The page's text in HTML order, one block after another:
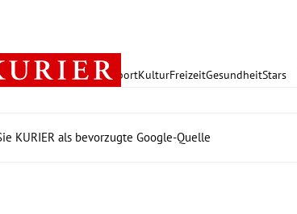
PolitikWirtschaft SportKulturFreizeitGesundheitStars
KURIER als bevorzugte Google-Quelle